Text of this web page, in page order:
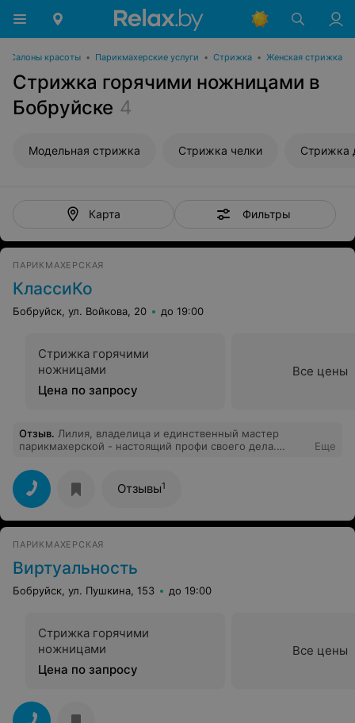
Салоны красоты • Парикмахерские услуги • Стрижка • Женская стрижка
Стрижка горячими ножницами в
Бобруйске 4
Модельная стрижка Стрижка челки Стрижка
Карта Фильтры
ПАРИКМАХЕРСКАЯ
КлассиКо
Бобруйск, ул. Войкова, 20 до 19:00
Стрижка горячими
ножницами
Цена по запросу
Все цены
Отзыв. Лилия, владелица и единственный мастер
парикмахерской - настоящий профи своего дела.
людьми. Это первый мастер, который отрезал ровно
столько, сколько я попросила) всегда даёт советы по
уходу, время проходит незаметно, волосы всегда
крутые,и выходишь на позитиве!
Еще
Отзывы1
ПАРИКМАХЕРСКАЯ
Виртуальность
Бобруйск, ул. Пушкина, 153 до 19:00
Стрижка горячими
ножницами
Цена по запросу
Все цены